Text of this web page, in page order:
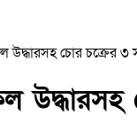
উদ্ধারসহ চোর চক্রের ৩